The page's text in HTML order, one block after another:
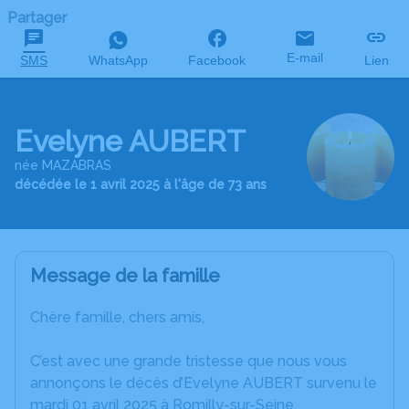
Partager
SMS WhatsApp Facebook E-mail Lien
Evelyne AUBERT
née MAZABRAS
décédée le 1 avril 2025 à l'âge de 73 ans
Message de la famille
Chère famille, chers amis,
C’est avec une grande tristesse que nous vous
annonçons le décès d’Evelyne AUBERT survenu le
mardi 01 avril 2025 à Romilly-sur-Seine.